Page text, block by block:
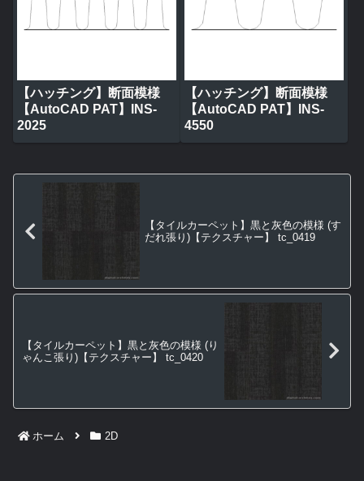
【ハッチング】断面模様
【AutoCAD PAT】INS-
2025
【ハッチング】断面模様
【AutoCAD PAT】INS-
4550
【タイルカーペット】黒と灰色の模様 (す
だれ張り)【テクスチャー】 tc_0419
【タイルカーペット】黒と灰色の模様 (り
ゃんこ張り)【テクスチャー】 tc_0420
ホーム 2D